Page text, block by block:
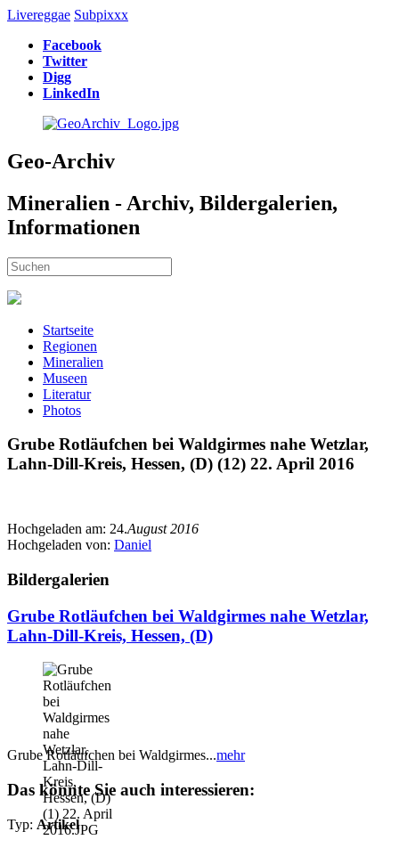
Livereggae Subpixxx
Facebook
Twitter
Digg
LinkedIn
Geo-Archiv
Mineralien - Archiv, Bildergalerien,
Informationen
Startseite
Regionen
Mineralien
Museen
Literatur
Photos
Grube Rotläufchen bei Waldgirmes nahe Wetzlar,
Lahn-Dill-Kreis, Hessen, (D) (12) 22. April 2016
Hochgeladen am: 24.August 2016
Hochgeladen von: Daniel
Bildergalerien
Grube Rotläufchen bei Waldgirmes nahe Wetzlar,
Lahn-Dill-Kreis, Hessen, (D)
Grube Rotläufchen bei Waldgirmes...mehr
Das könnte Sie auch interessieren:
Typ: Artikel